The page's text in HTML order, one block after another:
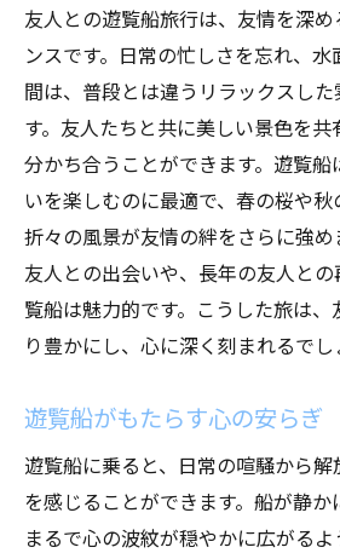
友人との遊覧船旅行は、友情を深
ンスです。日常の忙しさを忘れ、
間は、普段とは違うリラックスし
す。友人たちと共に美しい景色を
分かち合うことができます。遊覧船
いを楽しむのに最適で、春の桜や
折々の風景が友情の絆をさらに強
友人との出会いや、長年の友人と
覧船は魅力的です。こうした旅は
り豊かにし、心に深く刻まれるでし
遊覧船がもたらす心の安らぎ
遊覧船に乗ると、日常の喧騒から
を感じることができます。船が静か
まるで心の波紋が穏やかに広がる